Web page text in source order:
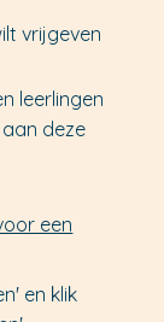
vrijgeven
leerlingen
deze
een
en klik